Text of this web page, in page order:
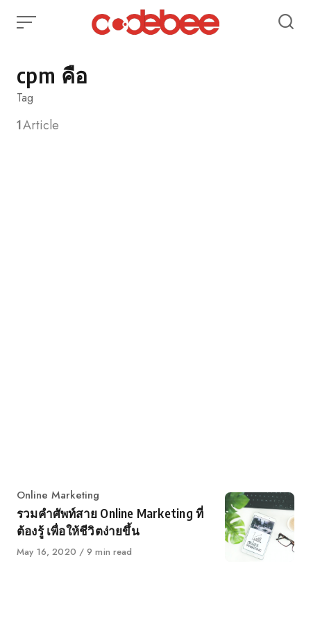
cpm คือ
Tag
1Article
Category
Online Marketing
รวมคำศัพท์สาย Online Marketing ที่
ต้องรู้ เพื่อให้ชีวิตง่ายขึ้น
Published
May 16, 2020 9 min read